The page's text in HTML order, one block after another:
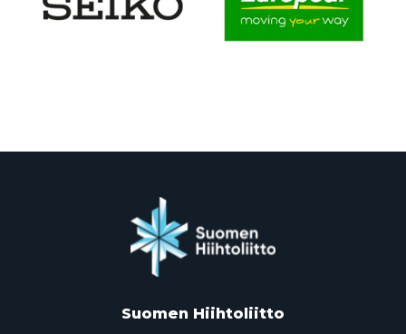
Suomen Hiihtoliitto